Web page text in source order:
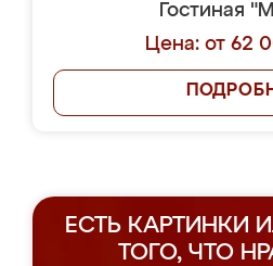
Гостиная
Цена: от 62
ЕСТЬ КАРТИНКИ
ТОГО, ЧТО